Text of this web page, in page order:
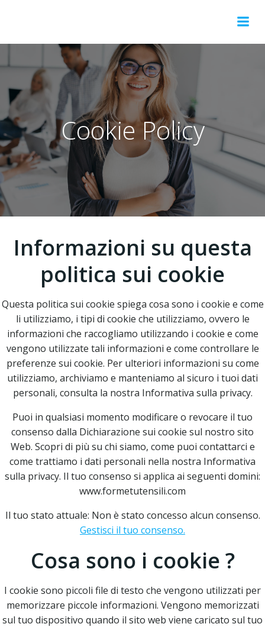
Cookie Policy
Informazioni su questa
politica sui cookie
Questa politica sui cookie spiega cosa sono i cookie e come
li utilizziamo, i tipi di cookie che utilizziamo, ovvero le
informazioni che raccogliamo utilizzando i cookie e come
vengono utilizzate tali informazioni e come controllare le
preferenze sui cookie. Per ulteriori informazioni su come
utilizziamo, archiviamo e manteniamo al sicuro i tuoi dati
personali, consulta la nostra Informativa sulla privacy.
Puoi in qualsiasi momento modificare o revocare il tuo
consenso dalla Dichiarazione sui cookie sul nostro sito
Web. Scopri di più su chi siamo, come puoi contattarci e
come trattiamo i dati personali nella nostra Informativa
sulla privacy. Il tuo consenso si applica ai seguenti domini:
www.formetutensili.com
Il tuo stato attuale: Non è stato concesso alcun consenso.
Gestisci il tuo consenso.
Cosa sono i cookie ?
I cookie sono piccoli file di testo che vengono utilizzati per
memorizzare piccole informazioni. Vengono memorizzati
sul tuo dispositivo quando il sito web viene caricato sul tuo